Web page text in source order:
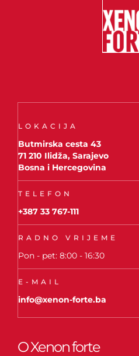
LOKACIJA
Butmirska cesta 43
71 210 Ilidža, Sarajevo
Bosna i Hercegovina
TELEFON
+387 33 767-111
RADNO VRIJEME
Pon - pet: 8:00 - 16:30
E-MAIL
info@xenon-forte.ba
O Xenon forte